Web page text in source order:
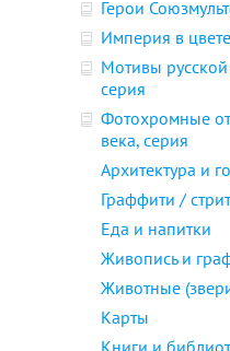
Герои
Империя в
Мотивы
серия
Фотохромные
века, серия
Архитектура и
Граффити /
Еда и напитки
Живопись и
Животные
Карты
Книги и